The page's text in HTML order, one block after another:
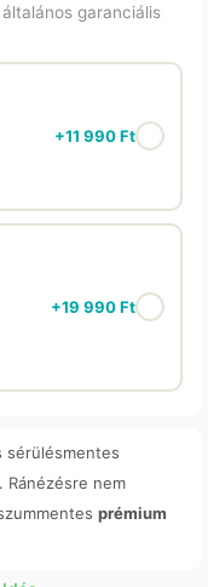
garanciális
+11 990Ft
+19 990Ft
sérülésmentes
Ránézésre nem
prémium